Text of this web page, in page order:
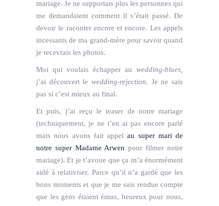
mariage. Je ne supportais plus les personnes qui
me demandaient comment il s’était passé. De
devoir le raconter encore et encore. Les appels
incessants de ma grand-mère pour savoir quand
je recevrais les photos.
Moi qui voulais échapper au wedding-blues,
j’ai découvert le wedding-rejection. Je ne sais
pas si c’est mieux au final.
Et puis, j’ai reçu le teaser de notre mariage
(techniquement, je ne t’en ai pas encore parlé
mais nous avons fait appelau super mari de
notre super Madame Arwen pour filmer notre
mariage). Et je t’avoue que ça m’a énormément
aidé à relativiser. Parce qu’il n’a gardé que les
bons moments et que je me suis rendue compte
que les gens étaient émus, heureux pour nous,